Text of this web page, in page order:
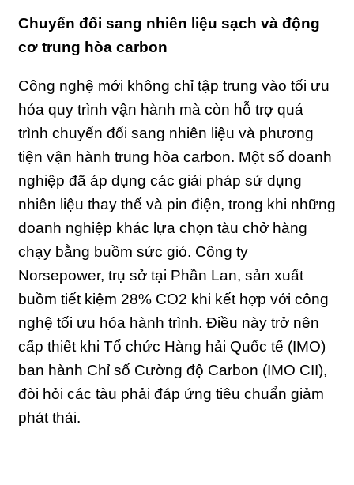
Chuyển đổi sang nhiên liệu sạch và động
cơ trung hòa carbon
Công nghệ mới không chỉ tập trung vào tối ưu
hóa quy trình vận hành mà còn hỗ trợ quá
trình chuyển đổi sang nhiên liệu và phương
tiện vận hành trung hòa carbon. Một số doanh
nghiệp đã áp dụng các giải pháp sử dụng
nhiên liệu thay thế và pin điện, trong khi những
doanh nghiệp khác lựa chọn tàu chở hàng
chạy bằng buồm sức gió. Công ty
Norsepower, trụ sở tại Phần Lan, sản xuất
buồm tiết kiệm 28% CO2 khi kết hợp với công
nghệ tối ưu hóa hành trình. Điều này trở nên
cấp thiết khi Tổ chức Hàng hải Quốc tế (IMO)
ban hành Chỉ số Cường độ Carbon (IMO CII),
đòi hỏi các tàu phải đáp ứng tiêu chuẩn giảm
phát thải.